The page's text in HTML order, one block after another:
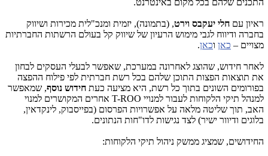
התכנים שלהם בכל מקום באינטרנט.
ראיון עם חלי יעקבס וירט, (בתמונה), יזמית ומנכ"לית מכירות ושיווק
בחברה ודיווח לגבי מימוש הרעיון של שיווק קל בעולם הרשתות החברתיות
מצויים – כאן וכאן.
לאחר חידוש, שהוצג לאחרונה במערכת, שאפשר לבעלי העסקים לבחון
את תוצאות הפצות התוכן שלהם בכל רשת חברתית לפי פילוח ההפצה
בפורומים השונים בתוך כל רשת, היא מציעה כעת חידוש נוסף, שמאפשר
למנהל תיקי הלקוחות לעבור למנויי T-ROO אחרים המקושרים למנוי
האב, תוך שליטה מלאה על אפשרויות הפרסום (בפייסבוק, לינקדאין,
בלוגים ודיוור ישיר) לצד נגישות לדו"חות הנתונים.
החידושים, שמציג ממשק ניהול תיקי הלקוחות: